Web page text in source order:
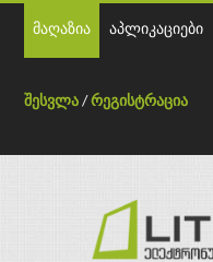
მაღაზია აპლიკაციები
შესვლა /რეგისტრაცია